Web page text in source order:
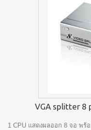
VGA splitter 8
1 CPU แสดงผลออก 8 จอ พร้